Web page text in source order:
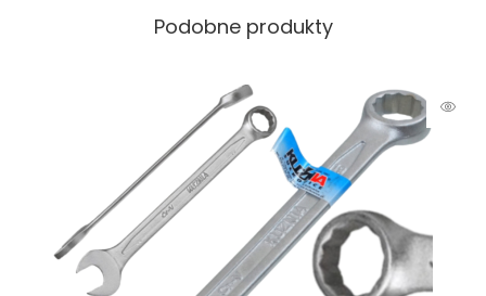
Podobne produkty